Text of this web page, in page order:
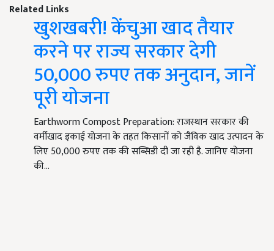
Related Links
खुशखबरी! केंचुआ खाद तैयार
करने पर राज्य सरकार देगी
50,000 रुपए तक अनुदान, जानें
पूरी योजना
Earthworm Compost Preparation: राजस्थान सरकार की
वर्मीखाद इकाई योजना के तहत किसानों को जैविक खाद उत्पादन के
लिए 50,000 रुपए तक की सब्सिडी दी जा रही है. जानिए योजना
की…